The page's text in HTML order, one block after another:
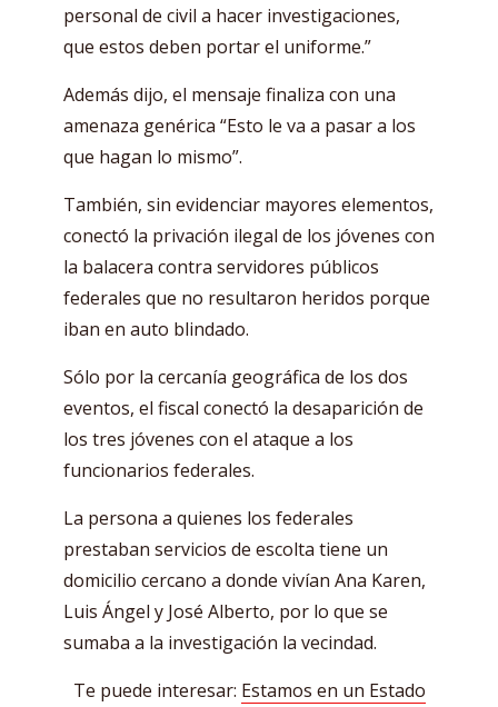
personal de civil a hacer investigaciones,
que estos deben portar el uniforme.”
Además dijo, el mensaje finaliza con una
amenaza genérica “Esto le va a pasar a los
que hagan lo mismo”.
También, sin evidenciar mayores elementos,
conectó la privación ilegal de los jóvenes con
la balacera contra servidores públicos
federales que no resultaron heridos porque
iban en auto blindado.
Sólo por la cercanía geográfica de los dos
eventos, el fiscal conectó la desaparición de
los tres jóvenes con el ataque a los
funcionarios federales.
La persona a quienes los federales
prestaban servicios de escolta tiene un
domicilio cercano a donde vivían Ana Karen,
Luis Ángel y José Alberto, por lo que se
sumaba a la investigación la vecindad.
Te puede interesar: Estamos en un Estado